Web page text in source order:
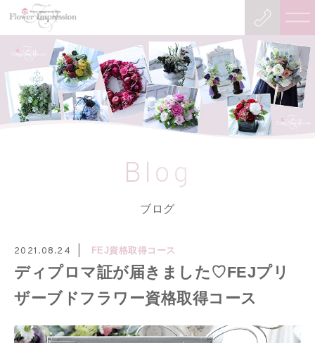
Blog
ブログ
2021.08.24 FEJ資格取得コース
ディプロマ証が届きました♡FEJプリ
ザーブドフラワー資格取得コース